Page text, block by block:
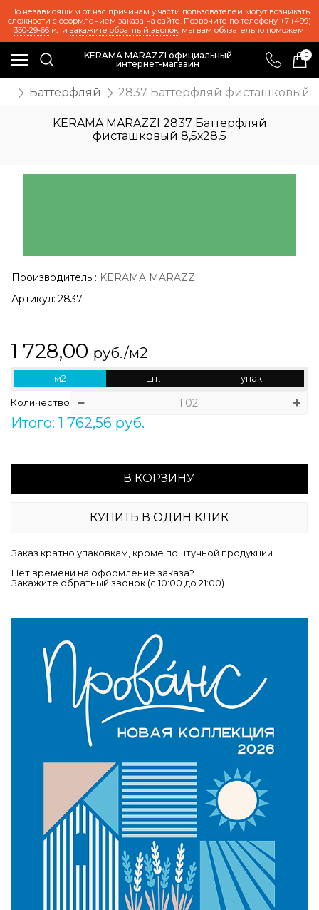
По независящим от нас причинам у части пользователей могут возникать
сложности с оформлением заказа на сайте. Позвоните по телефону +7 (499)
350-29-66или закажите обратный звонок, мы вам обязательно поможем!
KERAMA MARAZZI официальный
интернет-магазин
0
Баттерфляй 2837 Баттерфляй фисташковый
KERAMA MARAZZI 2837 Баттерфляй
фисташковый 8,5х28,5
Производитель : KERAMA MARAZZI
Артикул: 2837
1 728,00 руб./м2
м2 шт. упак.
Количество
Итого: 1 762,56 руб.
В КОРЗИНУ
КУПИТЬ В ОДИН КЛИК
Заказ кратно упаковкам, кроме поштучной продукции.
Нет времени на оформление заказа?
Закажите обратный звонок (c 10:00 до 21:00)